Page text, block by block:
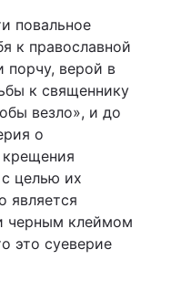
повальное
к православной
порчу, верой в
к священнику
везло», и до
о
целью их
является
черным клеймом
это суеверие